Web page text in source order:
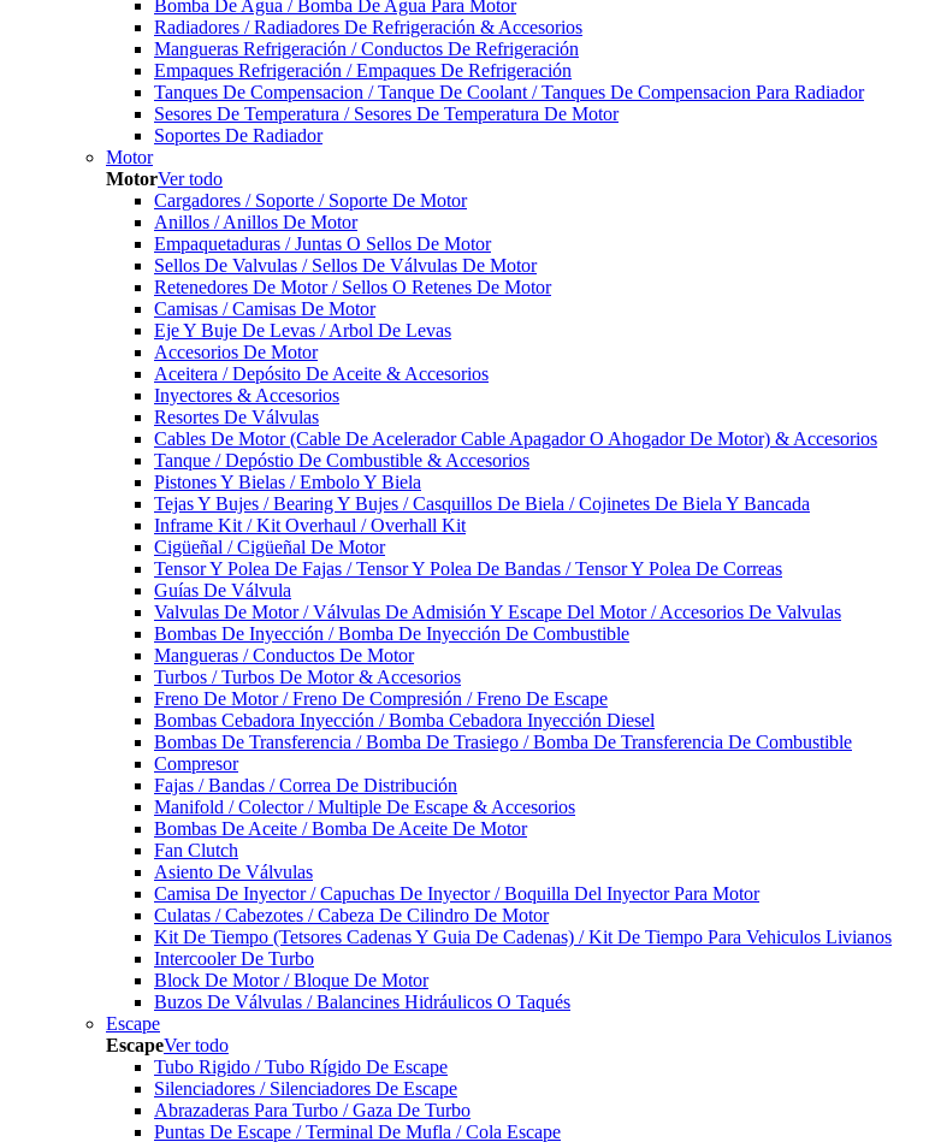
Bomba De Agua / Bomba De Agua Para Motor
Radiadores / Radiadores De Refrigeración & Accesorios
Mangueras Refrigeración / Conductos De Refrigeración
Empaques Refrigeración / Empaques De Refrigeración
Tanques De Compensacion / Tanque De Coolant / Tanques De Compensacion Para Radiador
Sesores De Temperatura / Sesores De Temperatura De Motor
Soportes De Radiador
Motor
MotorVer todo
Cargadores / Soporte / Soporte De Motor
Anillos / Anillos De Motor
Empaquetaduras / Juntas O Sellos De Motor
Sellos De Valvulas / Sellos De Válvulas De Motor
Retenedores De Motor / Sellos O Retenes De Motor
Camisas / Camisas De Motor
Eje Y Buje De Levas / Arbol De Levas
Accesorios De Motor
Aceitera / Depósito De Aceite & Accesorios
Inyectores & Accesorios
Resortes De Válvulas
Cables De Motor (Cable De Acelerador Cable Apagador O Ahogador De Motor) & Accesorios
Tanque / Depóstio De Combustible & Accesorios
Pistones Y Bielas / Embolo Y Biela
Tejas Y Bujes / Bearing Y Bujes / Casquillos De Biela / Cojinetes De Biela Y Bancada
Inframe Kit / Kit Overhaul / Overhall Kit
Cigüeñal / Cigüeñal De Motor
Tensor Y Polea De Fajas / Tensor Y Polea De Bandas / Tensor Y Polea De Correas
Guías De Válvula
Valvulas De Motor / Válvulas De Admisión Y Escape Del Motor / Accesorios De Valvulas
Bombas De Inyección / Bomba De Inyección De Combustible
Mangueras / Conductos De Motor
Turbos / Turbos De Motor & Accesorios
Freno De Motor / Freno De Compresión / Freno De Escape
Bombas Cebadora Inyección / Bomba Cebadora Inyección Diesel
Bombas De Transferencia / Bomba De Trasiego / Bomba De Transferencia De Combustible
Compresor
Fajas / Bandas / Correa De Distribución
Manifold / Colector / Multiple De Escape & Accesorios
Bombas De Aceite / Bomba De Aceite De Motor
Fan Clutch
Asiento De Válvulas
Camisa De Inyector / Capuchas De Inyector / Boquilla Del Inyector Para Motor
Culatas / Cabezotes / Cabeza De Cilindro De Motor
Kit De Tiempo (Tetsores Cadenas Y Guia De Cadenas) / Kit De Tiempo Para Vehiculos Livianos
Intercooler De Turbo
Block De Motor / Bloque De Motor
Buzos De Válvulas / Balancines Hidráulicos O Taqués
Escape
EscapeVer todo
Tubo Rigido / Tubo Rígido De Escape
Silenciadores / Silenciadores De Escape
Abrazaderas Para Turbo / Gaza De Turbo
Puntas De Escape / Terminal De Mufla / Cola Escape